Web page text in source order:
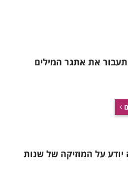
את אתגר המילים
על המוזיקה של שנות